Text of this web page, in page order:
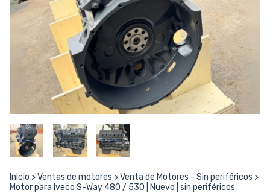
Inicio >Ventas de motores >Venta de Motores - Sin periféricos >
Motor para Iveco S-Way 480 / 530 | Nuevo | sin periféricos